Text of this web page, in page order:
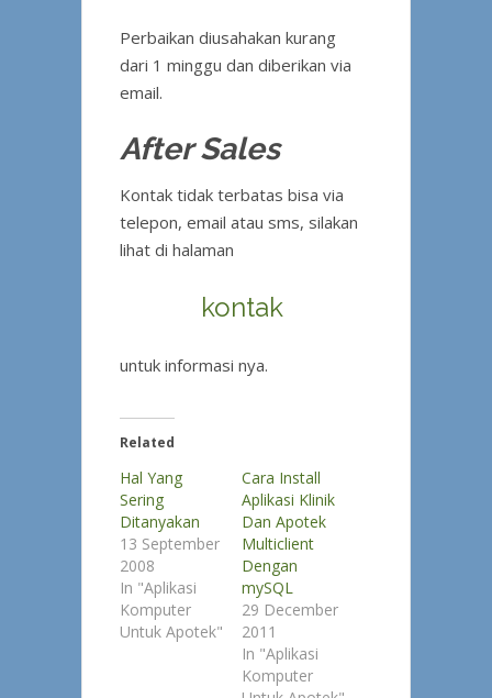
Perbaikan diusahakan kurang
dari 1 minggu dan diberikan via
email.
After Sales
Kontak tidak terbatas bisa via
telepon, email atau sms, silakan
lihat di halaman
kontak
untuk informasi nya.
Related
Hal Yang
Sering
Ditanyakan
13 September
2008
In "Aplikasi
Komputer
Untuk Apotek"
Cara Install
Aplikasi Klinik
Dan Apotek
Multiclient
Dengan
mySQL
29 December
2011
In "Aplikasi
Komputer